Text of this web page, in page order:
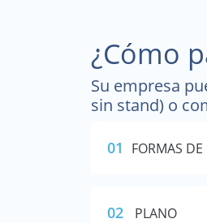
¿Cómo
Su empresa
sin stand) o
01 FORMAS
02 PLANO